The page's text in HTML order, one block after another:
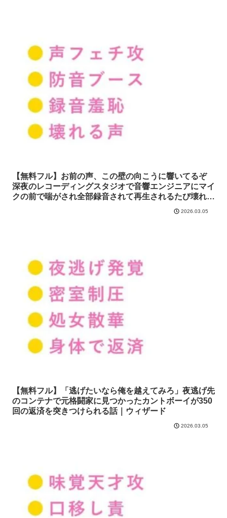
【無料フル】お前の声、この壁の向こうに響いてるぞ
深夜のレコーディングスタジオで音響エンジニアにマイ
クの前で喘がされ全部録音されて再生されるたび壊れて
2026.03.05
【無料フル】「逃げたいなら俺を越えてみろ」夜逃げ先
のコンテナで元格闘家に見つかったカントボーイが350
回の返済を突きつけられる話｜ウィザード
2026.03.05